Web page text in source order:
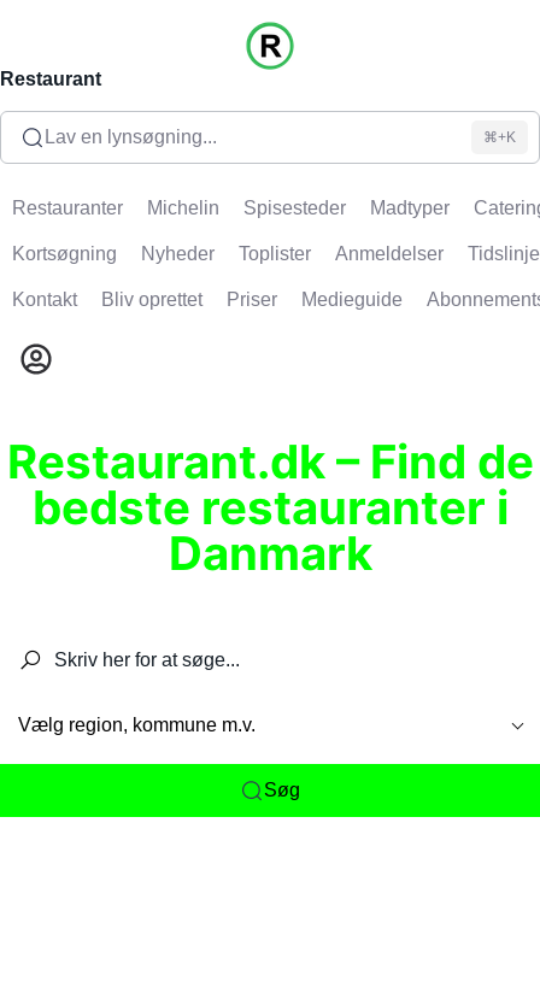
Restaurant
Lav en lynsøgning... ⌘+K
Restauranter Michelin Spisesteder Madtyper
Kortsøgning Nyheder Toplister Anmeldelser Tidslinje
Kontakt Bliv oprettet Priser Medieguide
Restaurant.dk – Find de
bedste restauranter i
Danmark
Vælg region, kommune m.v.
Søg